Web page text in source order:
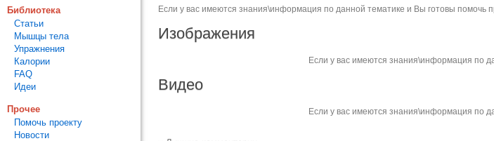
Если у вас имеются знания\информация по данной тематике и Вы готовы помочь
Изображения
Если у вас имеются знания\информация по
Видео
Если у вас имеются знания\информация по
Библиотека
Статьи
Мышцы тела
Упражнения
Калории
FAQ
Идеи
Прочее
Помочь проекту
Новости